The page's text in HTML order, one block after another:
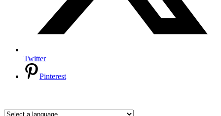
Twitter
Pinterest